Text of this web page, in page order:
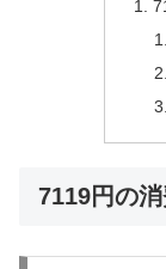
7119円の